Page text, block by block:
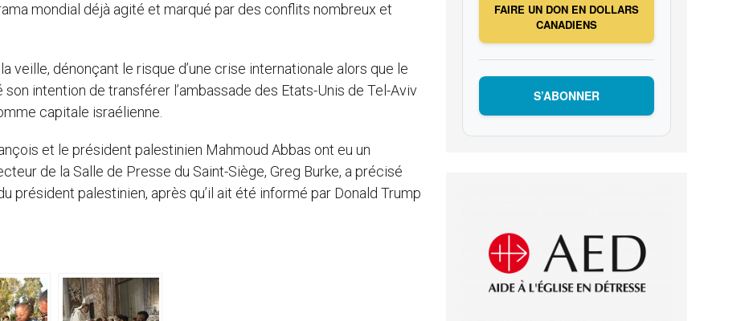
mondial déjà agité et marqué par des conflits nombreux et
veille, dénonçant le risque d’une crise internationale alors que le
intention de transférer l’ambassade des Etats-Unis de Tel-Aviv
capitale israélienne.
et le président palestinien Mahmoud Abbas ont eu un
de la Salle de Presse du Saint-Siège, Greg Burke, a précisé
président palestinien, après qu’il ait été informé par Donald Trump
FAIRE UN DON EN DOLLARS
CANADIENS
S’ABONNER